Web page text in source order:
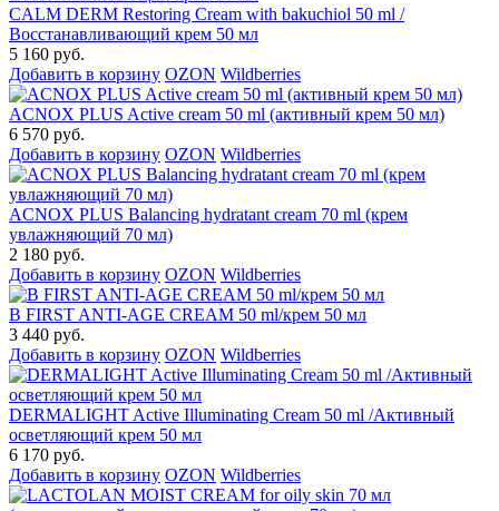
CALM DERM Restoring Cream with bakuchiol 50 ml /
Восстанавливающий крем 50 мл
5 160 руб.
Добавить в корзину OZON Wildberries
ACNOX PLUS Active cream 50 ml (активный крем 50 мл)
6 570 руб.
Добавить в корзину OZON Wildberries
ACNOX PLUS Balancing hydratant cream 70 ml (крем
увлажняющий 70 мл)
2 180 руб.
Добавить в корзину OZON Wildberries
B FIRST ANTI-AGE CREAM 50 ml/крем 50 мл
3 440 руб.
Добавить в корзину OZON Wildberries
DERMALIGHT Active Illuminating Cream 50 ml /Активный
осветляющий крем 50 мл
6 170 руб.
Добавить в корзину OZON Wildberries